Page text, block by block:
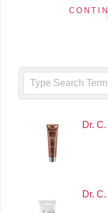
Search
Dr.
Dr.